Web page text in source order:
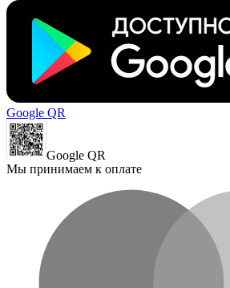
Google QR
Google QR
Мы принимаем к оплате